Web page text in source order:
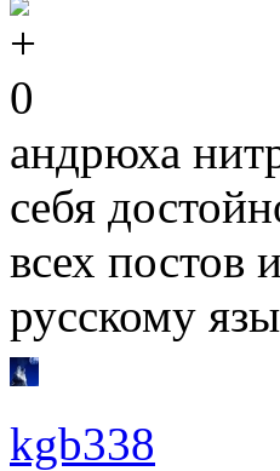
0
андрюха
себя
всех постов
русскому
kgb338